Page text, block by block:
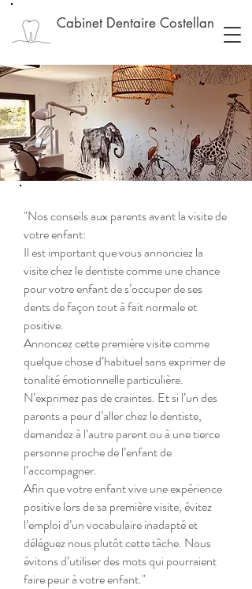
Cabinet Dentaire Costellan
"Nos conseils aux parents avant la visite de
votre enfant:
Il est important que vous annonciez la
visite chez le dentiste comme une chance
pour votre enfant de s’occuper de ses
dents de façon tout à fait normale et
positive.
Annoncez cette première visite comme
quelque chose d’habituel sans exprimer de
tonalité émotionnelle particulière.
N’exprimez pas de craintes. Et si l’un des
parents a peur d’aller chez le dentiste,
demandez à l’autre parent ou à une tierce
personne proche de l’enfant de
l’accompagner.
Afin que votre enfant vive une expérience
positive lors de sa première visite, évitez
l’emploi d’un vocabulaire inadapté et
déléguez nous plutôt cette tâche. Nous
évitons d’utiliser des mots qui pourraient
faire peur à votre enfant."